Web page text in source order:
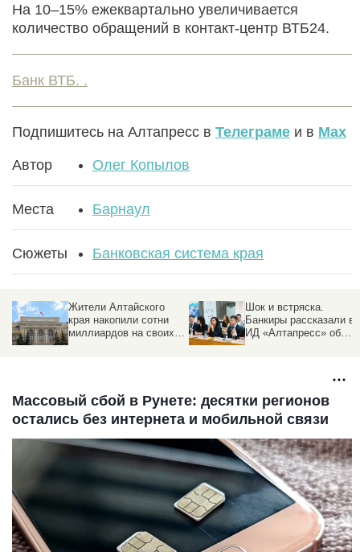
На 10–15% ежеквартально увеличивается
количество обращений в контакт-центр ВТБ24.
Банк ВТБ. .
Подпишитесь на Алтапресс в Телеграме и в Max
Автор Олег Копылов
Места Барнаул
Сюжеты Банковская система края
Жители Алтайского
края накопили сотни
миллиардов на своих
Шок и встряска.
Банкиры рассказали в
ИД «Алтапресс» об
Массовый сбой в Рунете: десятки регионов
остались без интернета и мобильной связи